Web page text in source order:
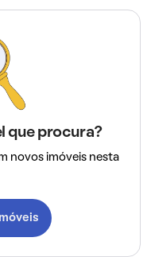
que procura?
novos imóveis nesta